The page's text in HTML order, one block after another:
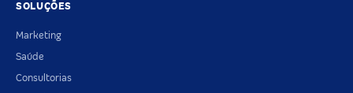
SOLUÇÕES
Marketing
Saúde
Consultorias